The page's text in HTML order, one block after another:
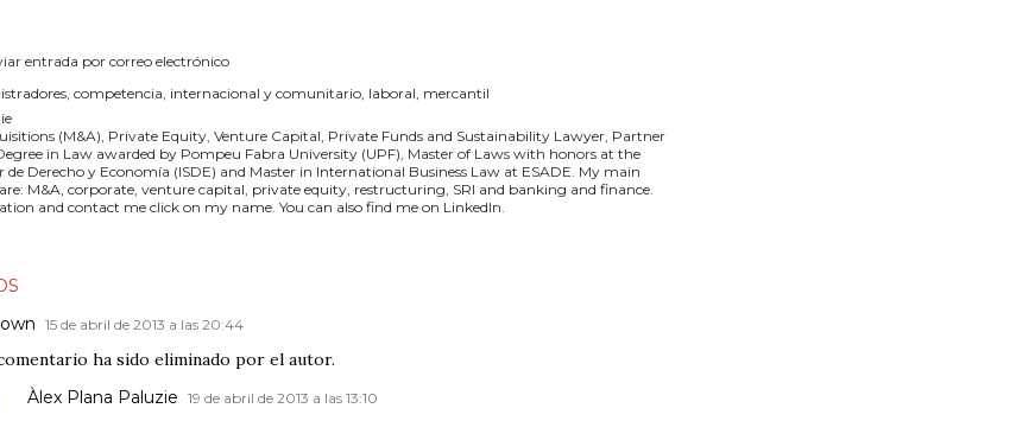
entrada por correo electrónico
competencia internacional y comunitario laboral mercantil
(M&A), Private Equity, Venture Capital, Private Funds and Sustainability Lawyer, Partner
in Law awarded by Pompeu Fabra University (UPF), Master of Laws with honors at the
Derecho y Economía (ISDE) and Master in International Business Law at ESADE. My main
M&A, corporate, venture capital, private equity, restructuring, SRI and banking and finance.
and contact me click on my name. You can also find me on LinkedIn.
15 de abril de 2013 a las 20:44
ha sido eliminado por el autor.
Àlex Plana Paluzie 19 de abril de 2013 a las 13:10